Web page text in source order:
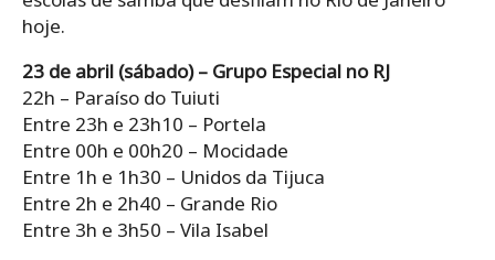
hoje.
23 de abril (sábado) – Grupo Especial no RJ
22h – Paraíso do Tuiuti
Entre 23h e 23h10 – Portela
Entre 00h e 00h20 – Mocidade
Entre 1h e 1h30 – Unidos da Tijuca
Entre 2h e 2h40 – Grande Rio
Entre 3h e 3h50 – Vila Isabel